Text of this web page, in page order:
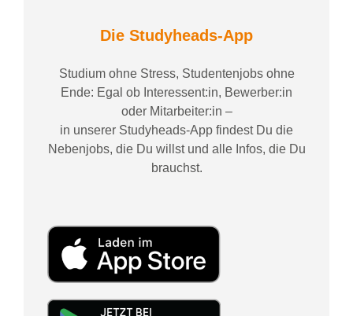
Die Studyheads-App
Studium ohne Stress, Studentenjobs ohne
Ende: Egal ob Interessent:in, Bewerber:in
oder Mitarbeiter:in –
in unserer Studyheads-App findest Du die
Nebenjobs, die Du willst und alle Infos, die Du
brauchst.